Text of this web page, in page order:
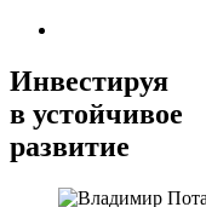
Инвестируя
в устойчивое
развитие